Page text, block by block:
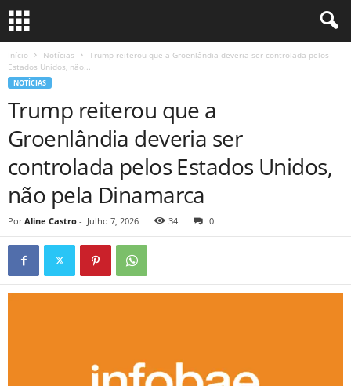
Início Notícias
Trump reiterou que a Groenlândia deveria ser controlada pelos
Estados Unidos, não...
NOTÍCIAS
Trump reiterou que a
Groenlândia deveria ser
controlada pelos Estados Unidos,
não pela Dinamarca
Por Aline Castro - Julho 7, 2026 34 0